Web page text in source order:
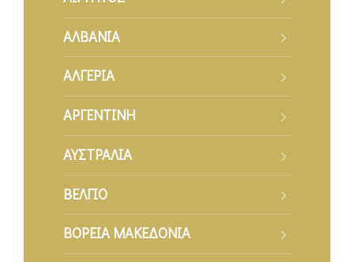
ΑΛΒΑΝΙΑ
ΑΛΓΕΡΙΑ
ΑΡΓΕΝΤΙΝΗ
ΑΥΣΤΡΑΛΙΑ
ΒΕΛΓΙΟ
ΒΟΡΕΙΑ ΜΑΚΕΔΟΝΙΑ